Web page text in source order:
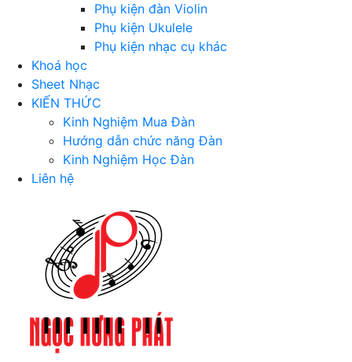
Phụ kiện đàn Violin
Phụ kiện Ukulele
Phụ kiện nhạc cụ khác
Khoá học
Sheet Nhạc
KIẾN THỨC
Kinh Nghiệm Mua Đàn
Hướng dẫn chức năng Đàn
Kinh Nghiệm Học Đàn
Liên hệ